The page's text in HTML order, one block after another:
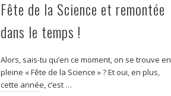
Fête de la Science et remontée
dans le temps !
Alors, sais-tu qu’en ce moment, on se trouve en
pleine « Fête de la Science » ? Et oui, en plus,
cette année, c’est …